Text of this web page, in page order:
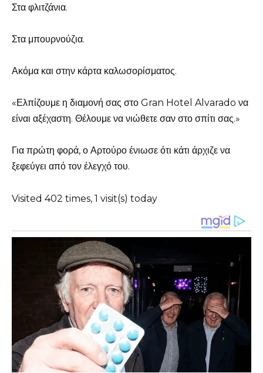
Στα φλιτζάνια.
Στα μπουρνούζια.
Ακόμα και στην κάρτα καλωσορίσματος.
«Ελπίζουμε η διαμονή σας στο Gran Hotel Alvarado να
είναι αξέχαστη. Θέλουμε να νιώθετε σαν στο σπίτι σας.»
Για πρώτη φορά, ο Αρτούρο ένιωσε ότι κάτι άρχιζε να
ξεφεύγει από τον έλεγχό του.
Visited 402 times, 1 visit(s) today